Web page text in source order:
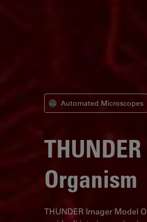
⋯ Automated Microscopes
Organism
THUNDER Imager Model